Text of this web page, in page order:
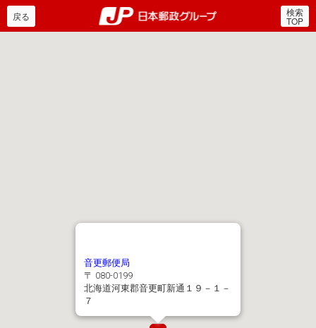
郵便局・日本郵政グルー
戻る 検索
TOP
音更郵便局
〒 080-0199
北海道河東郡音更町新通１９－１－
７